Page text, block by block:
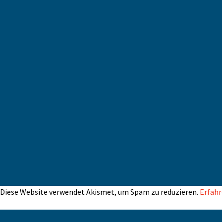
Diese Website verwendet Akismet, um Spam zu reduzieren.